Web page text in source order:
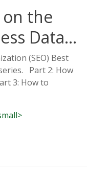
on the
Data
(SEO) Best
Part 2: How
3: How to